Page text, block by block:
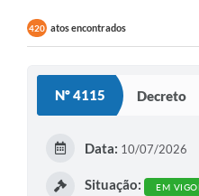
Transparência
Editais
420 atos encontrados
Nº 4115 Decreto
Data: 10/07/2026
Situação: EM